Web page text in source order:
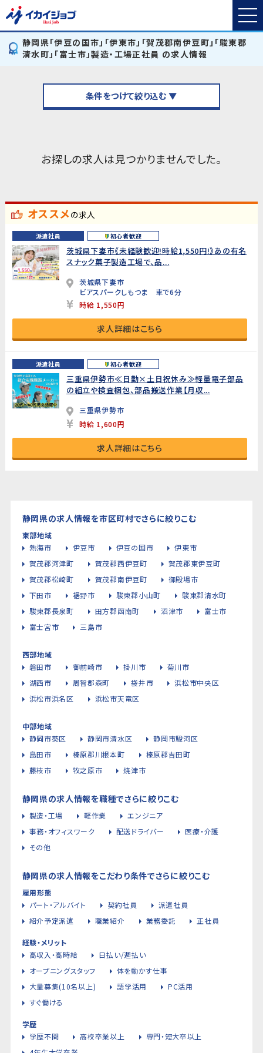
静岡県「伊豆の国市」「伊東市」「賀茂郡南伊豆町」「駿東郡
清水町」「富士市」製造・工場正社員 の求人情報
条件をつけて絞り込む ▼
お探しの求人は見つかりませんでした。
オススメの求人
派遣社員 初心者歓迎
茨城県下妻市《未経験歓迎!時給1,550円!》あの有名
スナック菓子製造工場で、品...
茨城県下妻市
ビアスパークしもつま 車で6分
時給 1,550円
求人詳細はこちら
派遣社員 初心者歓迎
三重県伊勢市≪日勤×土日祝休み≫軽量電子部品
の組立や検査梱包、部品搬送作業【月収...
三重県伊勢市
時給 1,600円
求人詳細はこちら
静岡県の求人情報を市区町村でさらに絞りこむ
東部地域
熱海市
伊豆市 伊豆の国市
伊東市
賀茂郡河津町
賀茂郡西伊豆町
賀茂郡東伊豆町
賀茂郡松崎町
賀茂郡南伊豆町
御殿場市
下田市
裾野市 駿東郡小山町
駿東郡清水町
駿東郡長泉町
田方郡函南町 沼津市
富士市
富士宮市
三島市
西部地域
磐田市
御前崎市 掛川市
菊川市
湖西市
周智郡森町 袋井市
浜松市中央区
浜松市浜名区
浜松市天竜区
中部地域
静岡市葵区
静岡市清水区
静岡市駿河区
島田市
榛原郡川根本町
榛原郡吉田町
藤枝市
牧之原市 焼津市
静岡県の求人情報を職種でさらに絞りこむ
製造・工場 軽作業
エンジニア
事務・オフィスワーク
配送ドライバー
医療・介護
その他
静岡県の求人情報をこだわり条件でさらに絞りこむ
雇用形態
パート・アルバイト
契約社員
派遣社員
紹介予定派遣
職業紹介 業務委託 正社員
経験・メリット
高収入・高時給
日払い/週払い
オープニングスタッフ
体を動かす仕事
大量募集(10名以上)
語学活用
PC活用
すぐ働ける
学歴
学歴不問
高校卒業以上
専門・短大卒以上